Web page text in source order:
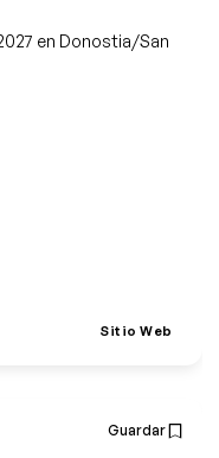
en Donostia/San
Sitio Web
Guardar